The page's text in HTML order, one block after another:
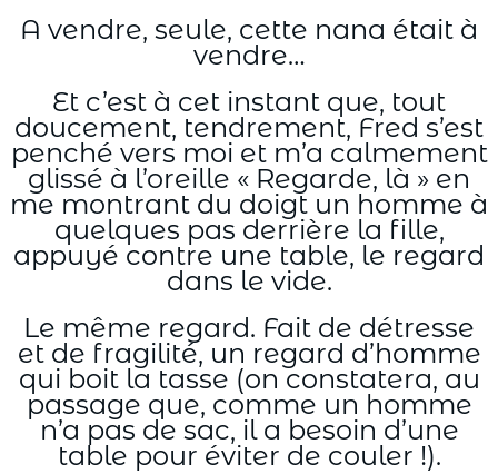
A vendre, seule, cette nana était à
vendre…
Et c’est à cet instant que, tout
doucement, tendrement, Fred s’est
penché vers moi et m’a calmement
glissé à l’oreille « Regarde, là » en
me montrant du doigt un homme à
quelques pas derrière la fille,
appuyé contre une table, le regard
dans le vide.
Le même regard. Fait de détresse
et de fragilité, un regard d’homme
qui boit la tasse (on constatera, au
passage que, comme un homme
n’a pas de sac, il a besoin d’une
table pour éviter de couler !).